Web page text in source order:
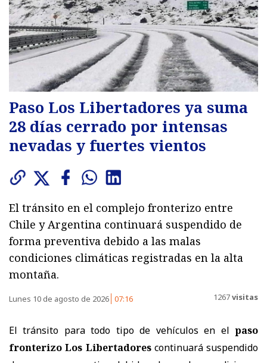
Paso Los Libertadores ya suma
28 días cerrado por intensas
nevadas y fuertes vientos
El tránsito en el complejo fronterizo entre
Chile y Argentina continuará suspendido de
forma preventiva debido a las malas
condiciones climáticas registradas en la alta
montaña.
Lunes 10 de agosto de 2026 07:16 1267visitas
El tránsito para todo tipo de vehículos en el paso
fronterizo Los Libertadorescontinuará suspendido